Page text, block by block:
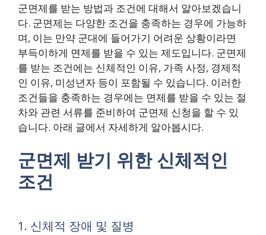
군면제를 받는 방법과 조건에 대해서 알아보겠습니
다. 군면제는 다양한 조건을 충족하는 경우에 가능하
며, 이는 만약 군대에 들어가기 어려운 상황이라면
부득이하게 면제를 받을 수 있는 제도입니다. 군면제
를 받는 조건에는 신체적인 이유, 가족 사정, 경제적
인 이유, 미성년자 등이 포함될 수 있습니다. 이러한
조건들을 충족하는 경우에는 면제를 받을 수 있는 절
차와 관련 서류를 준비하여 군면제 신청을 할 수 있
습니다. 아래 글에서 자세하게 알아봅시다.
군면제 받기 위한 신체적인
조건
1. 신체적 장애 및 질병